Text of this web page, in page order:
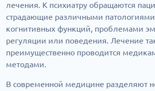
лечения. К психиатру обращаются
страдающие различными
когнитивных функций, проблемами
регуляции или поведения. Лечение
преимущественно проводится
методами.
В современной медицине разделяют